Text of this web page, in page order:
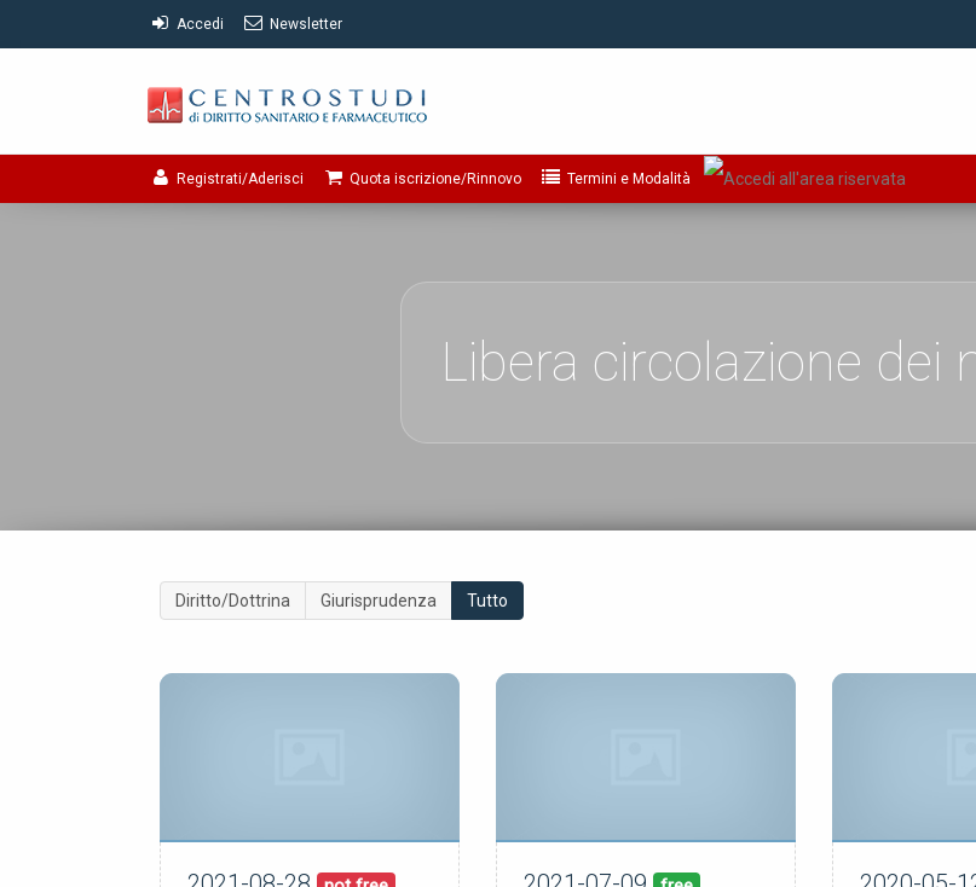
Accedi Newsletter
Registrati/Aderisci Quota iscrizione/Rinnovo Termini e Modalità
Libera circolazione dei
Diritto/Dottrina Giurisprudenza Tutto
pubblicata:28/08/21 pubblicata:09/07/21 pubblicata:12/